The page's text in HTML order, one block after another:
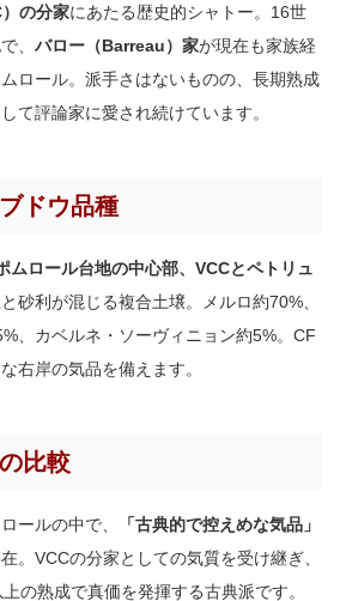
）の分家にあたる歴史的シャトー。16世
、 バロー（Barreau）家が現在も家族経
ロール。派手さはないものの、長期熟成
て評論家に愛され続けています。
ドウ品種
ムロール台地の中心部、VCCとペトリュ
砂利が混じる複合土壌。メルロ約70%、
、カベルネ・ソーヴィニョン約5%。CF
右岸の気品を備えます。
比較
ールの中で、
「古典的で控えめな気品」
。VCCの分家としての気質を受け継ぎ、
の熟成で真価を発揮する古典派です。